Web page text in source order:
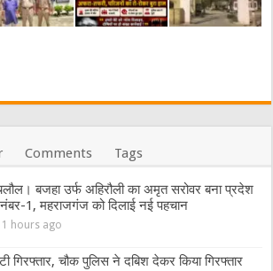
Comments Tags
बजहा उर्फ अहिरौली का अमृत सरोवर बना प्रदेश
1, महराजगंज को दिलाई नई पहचान
hours ago
गिरफ्तार, चौक पुलिस ने दबिश देकर किया गिरफ्तार